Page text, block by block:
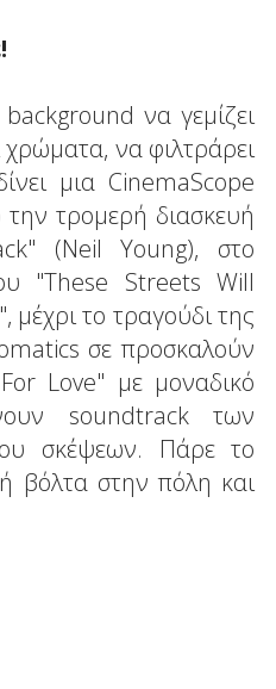
να γεμίζει
να φιλτράρει
μια CinemaScope
τρομερή διασκευή
(Neil Young), στο
"These Streets Will
το τραγούδι της
σε προσκαλούν
Love" με μοναδικό
soundtrack των
σκέψεων. Πάρε το
βόλτα στην πόλη και